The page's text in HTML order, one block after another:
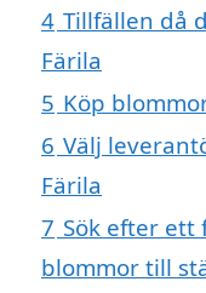
4 Tillfällen då
Färila
5 Köp
6 Välj
Färila
7 Sök efter ett
blommor till